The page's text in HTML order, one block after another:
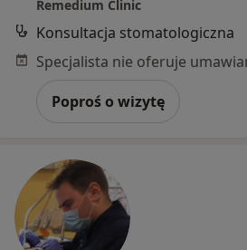
Remedium Clinic
Konsultacja stomatologiczna
Poproś o wizytę